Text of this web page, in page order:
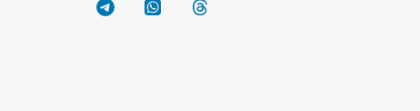
Telegram WhatsApp